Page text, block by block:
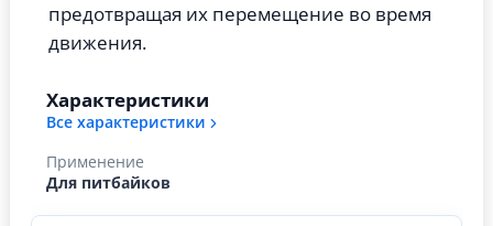
предотвращая их перемещение во время
движения.
Характеристики
Все характеристики
Применение
Для питбайков